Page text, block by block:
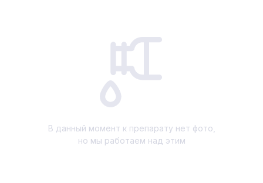
В данный момент к препарату нет фото,
но мы работаем над этим